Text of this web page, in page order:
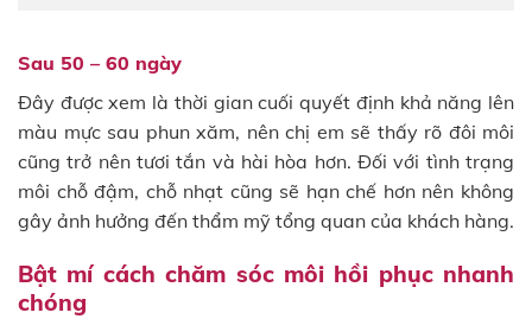
Sau 50 – 60 ngày
Đây được xem là thời gian cuối quyết định khả năng lên
màu mực sau phun xăm, nên chị em sẽ thấy rõ đôi môi
cũng trở nên tươi tắn và hài hòa hơn. Đối với tình trạng
môi chỗ đậm, chỗ nhạt cũng sẽ hạn chế hơn nên không
gây ảnh hưởng đến thẩm mỹ tổng quan của khách hàng.
Bật mí cách chăm sóc môi hồi phục nhanh
chóng